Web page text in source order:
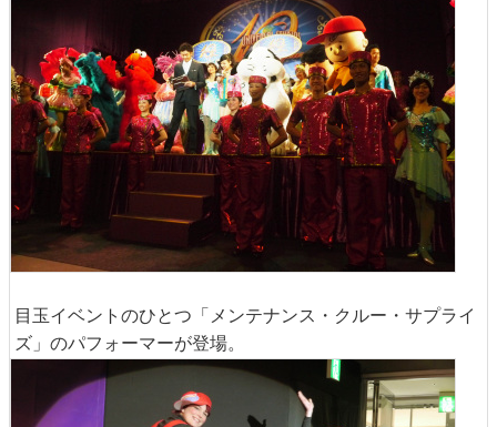
目玉イベントのひとつ「メンテナンス・クルー・サプライ
ズ」のパフォーマーが登場。